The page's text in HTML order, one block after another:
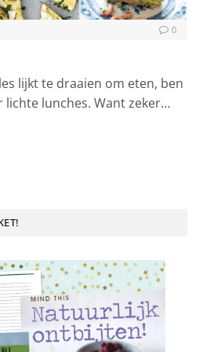
0
lijkt te draaien om eten, ben
lichte lunches. Want zeker…